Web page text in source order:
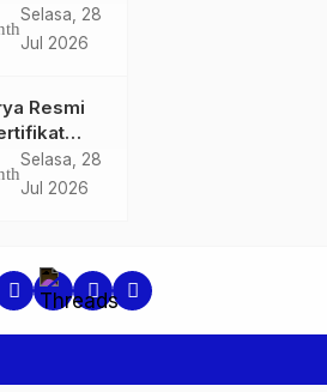
EP
Selasa, 28
Jul 2026
Resmi
Laik
Selasa, 28
Jul 2026